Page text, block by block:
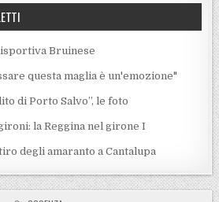
Bruinese
questa maglia è un'emozione"
di Porto Salvo”, le foto
la Reggina nel girone I
degli amaranto a Cantalupa